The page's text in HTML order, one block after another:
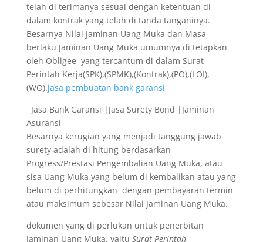
telah di terimanya sesuai dengan ketentuan di
dalam kontrak yang telah di tanda tanganinya.
Besarnya Nilai Jaminan Uang Muka dan Masa
berlaku Jaminan Uang Muka umumnya di tetapkan
oleh Obligee yang tercantum di dalam Surat
Perintah Kerja(SPK),(SPMK),(Kontrak),(PO),(LOI),
(WO).jasa pembuatan bank garansi
Jasa Bank Garansi |Jasa Surety Bond |Jaminan
Asuransi
Besarnya kerugian yang menjadi tanggung jawab
surety adalah di hitung berdasarkan
Progress/Prestasi Pengembalian Uang Muka, atau
sisa Uang Muka yang belum di kembalikan atau yang
belum di perhitungkan dengan pembayaran termin
atau maksimum sebesar Nilai Jaminan Uang Muka.
dokumen yang di perlukan untuk penerbitan
Jaminan Uang Muka, yaitu Surat Perintah